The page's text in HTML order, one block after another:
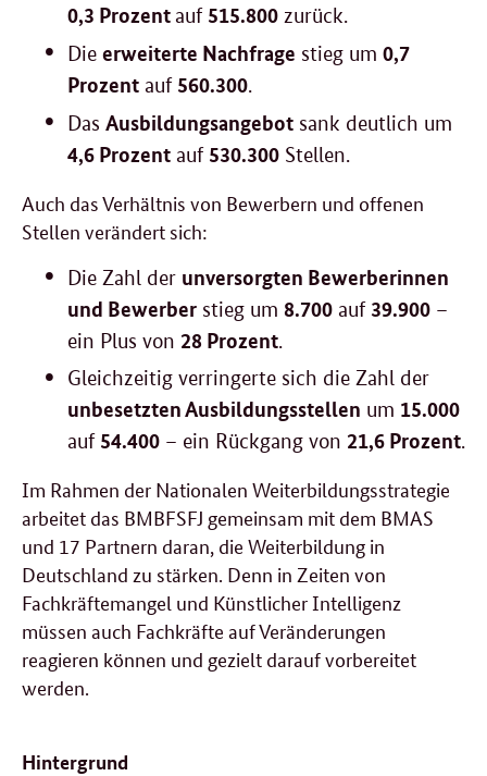
0,3 Prozentauf 515.800 zurück.
Die erweiterte Nachfrage stieg um 0,7
Prozent auf 560.300.
Das Ausbildungsangebot sank deutlich um
4,6 Prozent auf 530.300 Stellen.
Auch das Verhältnis von Bewerbern und offenen
Stellen verändert sich:
Die Zahl der unversorgten Bewerberinnen
und Bewerber stieg um 8.700 auf 39.900 –
ein Plus von 28 Prozent.
Gleichzeitig verringerte sich die Zahl der
unbesetzten Ausbildungsstellen um 15.000
auf 54.400 – ein Rückgang von 21,6 Prozent.
Im Rahmen der Nationalen Weiterbildungsstrategie
arbeitet das BMBFSFJ gemeinsam mit dem BMAS
und 17 Partnern daran, die Weiterbildung in
Deutschland zu stärken. Denn in Zeiten von
Fachkräftemangel und Künstlicher Intelligenz
müssen auch Fachkräfte auf Veränderungen
reagieren können und gezielt darauf vorbereitet
werden.
Hintergrund